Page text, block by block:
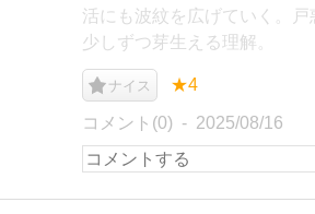
活にも波紋を広げていく。
少しずつ芽生える理解。
ナイス ★4
コメント(0) 2025/08/16